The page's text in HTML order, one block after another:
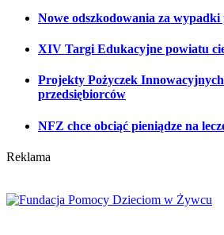
Nowe odszkodowania za
XIV Targi Edukacyjne powiatu
Projekty Pożyczek
przedsiębiorców
NFZ chce obciąć pieniądze na
Reklama